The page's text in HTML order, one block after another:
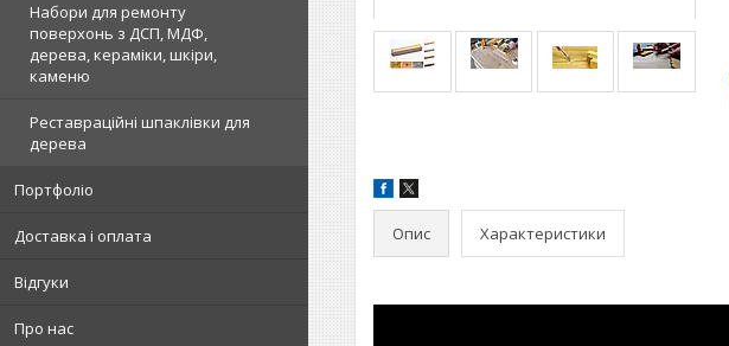
Набори для ремонту
поверхонь з ДСП, МДФ,
дерева, кераміки, шкіри,
каменю
Реставраційні шпаклівки для
дерева
Портфоліо
Доставка і оплата
Відгуки
Про нас
Опис Характеристики